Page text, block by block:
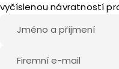
vyčíslenou návratností